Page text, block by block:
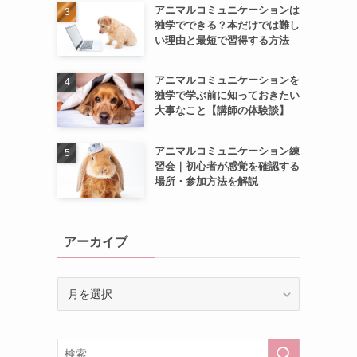
アニマルコミュニケーションは
独学でできる？本だけでは難し
い理由と最短で習得する方法
アニマルコミュニケーションを
独学で学ぶ前に知っておきたい
大事なこと【講師の体験談】
アニマルコミュニケーション練
習会｜初心者が感覚を確認する
場所・参加方法を解説
アーカイブ
イ